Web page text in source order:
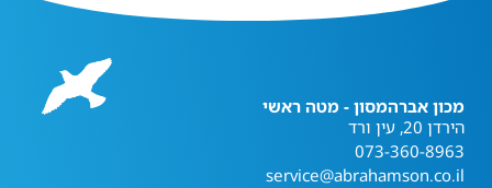
מכון אברהמסון - מטה ראשי
הירדן 20, עין ורד
073-360-8963
service@abrahamson.co.il